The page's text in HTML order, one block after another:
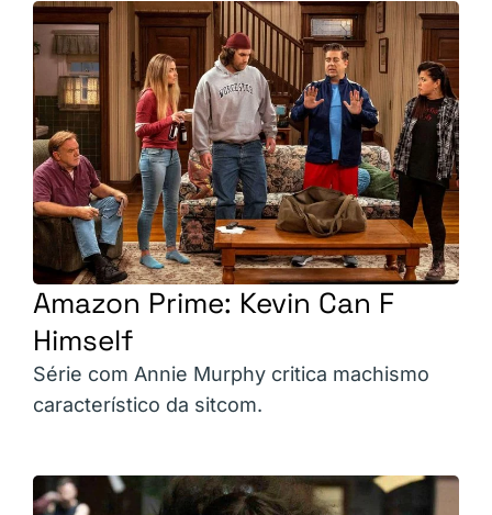
Amazon Prime: Kevin Can F
Himself
Série com Annie Murphy critica machismo
característico da sitcom.